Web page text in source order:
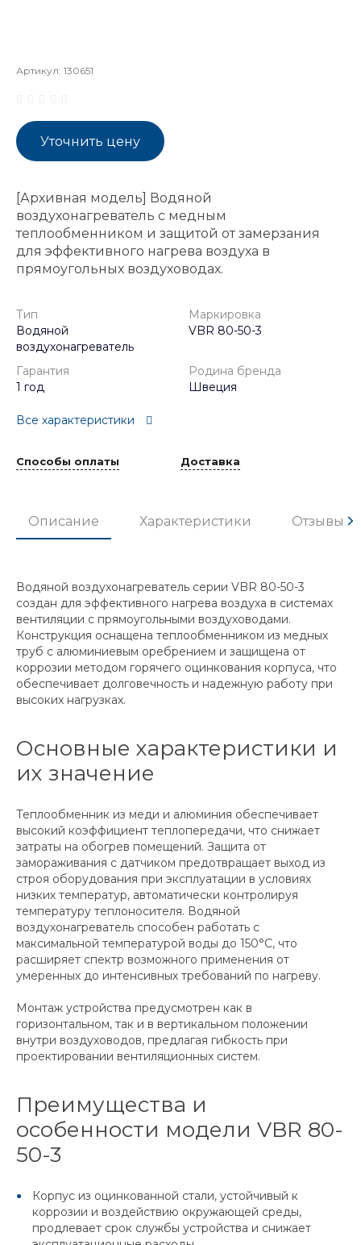
Артикул: 130651
Уточнить цену
[Архивная модель] Водяной
воздухонагреватель с медным
теплообменником и защитой от замерзания
для эффективного нагрева воздуха в
прямоугольных воздуховодах.
Тип
Водяной
воздухонагреватель
Маркировка
VBR 80-50-3
Гарантия
1 год
Родина бренда
Швеция
Все характеристики
Способы оплаты Доставка
Описание Характеристики Отзывы
Водяной воздухонагреватель серии VBR 80-50-3
создан для эффективного нагрева воздуха в системах
вентиляции с прямоугольными воздуховодами.
Конструкция оснащена теплообменником из медных
труб с алюминиевым оребрением и защищена от
коррозии методом горячего оцинкования корпуса, что
обеспечивает долговечность и надежную работу при
высоких нагрузках.
Основные характеристики и
их значение
Теплообменник из меди и алюминия обеспечивает
высокий коэффициент теплопередачи, что снижает
затраты на обогрев помещений. Защита от
замораживания с датчиком предотвращает выход из
строя оборудования при эксплуатации в условиях
низких температур, автоматически контролируя
температуру теплоносителя. Водяной
воздухонагреватель способен работать с
максимальной температурой воды до 150°C, что
расширяет спектр возможного применения от
умеренных до интенсивных требований по нагреву.
Монтаж устройства предусмотрен как в
горизонтальном, так и в вертикальном положении
внутри воздуховодов, предлагая гибкость при
проектировании вентиляционных систем.
Преимущества и
особенности модели VBR 80-
50-3
Корпус из оцинкованной стали, устойчивый к
коррозии и воздействию окружающей среды,
продлевает срок службы устройства и снижает